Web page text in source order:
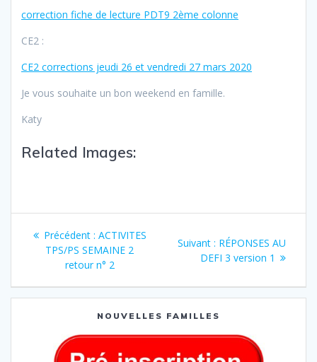
correction fiche de lecture PDT9 2ème colonne
CE2 :
CE2 corrections jeudi 26 et vendredi 27 mars 2020
Je vous souhaite un bon weekend en famille.
Katy
Related Images:
Précédent : ACTIVITES
TPS/PS SEMAINE 2
retour n° 2
Suivant : RÉPONSES AU
DEFI 3 version 1
NOUVELLES FAMILLES